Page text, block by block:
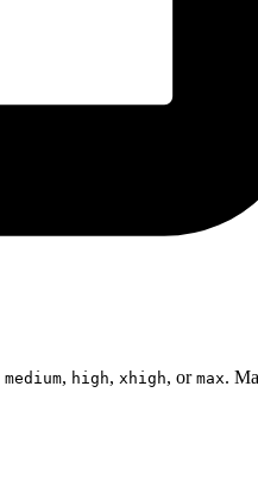
medium, high, xhigh, or max.